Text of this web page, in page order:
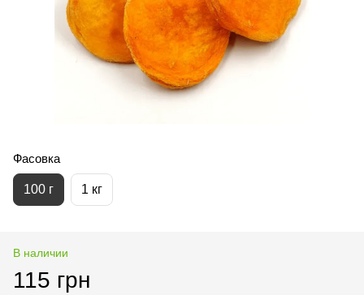
Фасовка
100 г 1 кг
В наличии
115 грн